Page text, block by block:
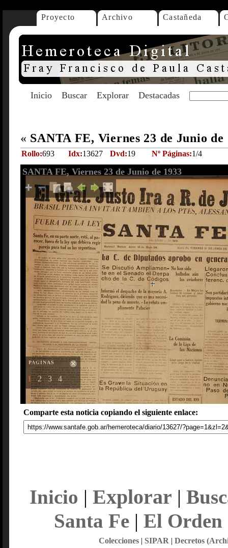
Proyecto Archivo Castañeda
Inicio Buscar Explorar Destacadas
« SANTA FE, Viernes 23 de Junio
Rollo:693 Idx:13627 Dvd:19 Nº Páginas:1/4
SANTA FE, Viernes 23 de Junio de 1933
PAGINAS
1 2 3 4
Comparte esta noticia copiando el siguiente enlace:
Inicio | Explorar |
Santa Fe| El Orden
Colecciones| SIPAR | Decretos